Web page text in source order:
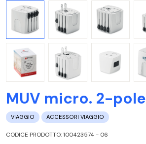
MUV micro. 2-pole
VIAGGIO ACCESSORI VIAGGIO
CODICE PRODOTTO: 100423574 - 06